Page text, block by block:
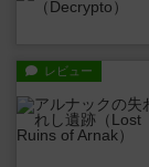
レビュー